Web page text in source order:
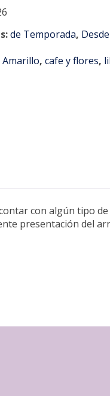
de Temporada,
Amarillo,cafe y flores,
con algún tipo
presentación del